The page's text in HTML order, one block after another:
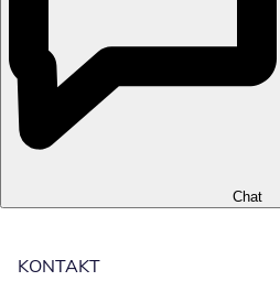
Chat
KONTAKT